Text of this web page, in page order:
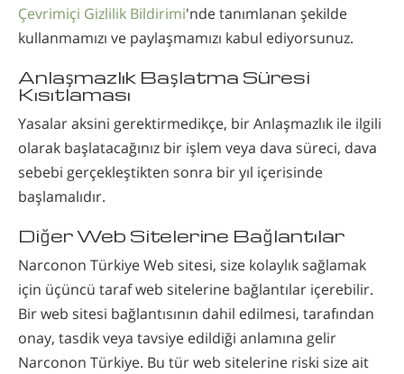
Çevrimiçi Gizlilik Bildirimi'nde tanımlanan şekilde
kullanmamızı ve paylaşmamızı kabul ediyorsunuz.
Anlaşmazlık Başlatma Süresi
Kısıtlaması
Yasalar aksini gerektirmedikçe, bir Anlaşmazlık ile ilgili
olarak başlatacağınız bir işlem veya dava süreci, dava
sebebi gerçekleştikten sonra bir yıl içerisinde
başlamalıdır.
Diğer Web Sitelerine Bağlantılar
Narconon Türkiye Web sitesi, size kolaylık sağlamak
için üçüncü taraf web sitelerine bağlantılar içerebilir.
Bir web sitesi bağlantısının dahil edilmesi, tarafından
onay, tasdik veya tavsiye edildiği anlamına gelir
Narconon Türkiye. Bu tür web sitelerine riski size ait